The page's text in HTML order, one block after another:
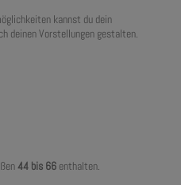
kannst du dein
deinen Vorstellungen gestalten.
44 bis 66 enthalten.